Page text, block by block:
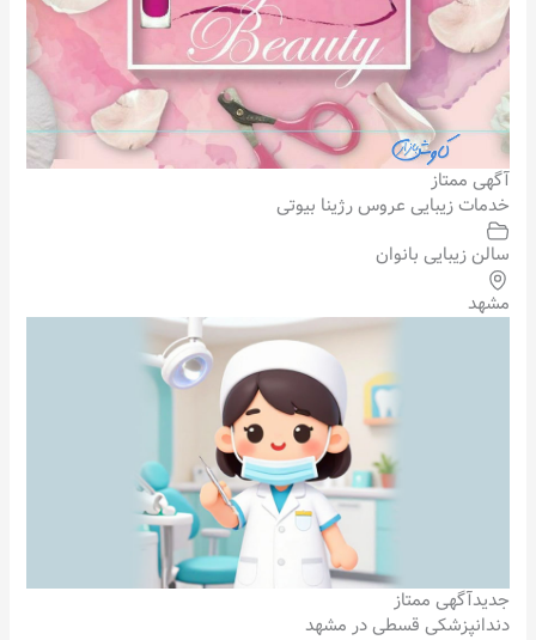
آگهی ممتاز
خدمات زیبایی عروس رژینا بیوتی
سالن زیبایی بانوان
مشهد
جدیدآگهی ممتاز
دندانپزشکی قسطی در مشهد